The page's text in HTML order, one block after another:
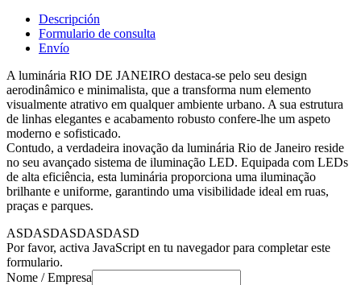
Descripción
Formulario de consulta
Envío
A luminária RIO DE JANEIRO destaca-se pelo seu design
aerodinâmico e minimalista, que a transforma num elemento
visualmente atrativo em qualquer ambiente urbano. A sua estrutura
de linhas elegantes e acabamento robusto confere-lhe um aspeto
moderno e sofisticado.
Contudo, a verdadeira inovação da luminária Rio de Janeiro reside
no seu avançado sistema de iluminação LED. Equipada com LEDs
de alta eficiência, esta luminária proporciona uma iluminação
brilhante e uniforme, garantindo uma visibilidade ideal em ruas,
praças e parques.
ASDASDASDASDASD
Por favor, activa JavaScript en tu navegador para completar este
formulario.
Nome / Empresa